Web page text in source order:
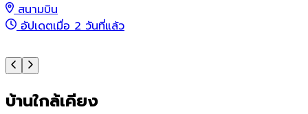
สนามบิน
อัปเดตเมื่อ 2 วันที่แล้ว
บ้านใกล้เคียง